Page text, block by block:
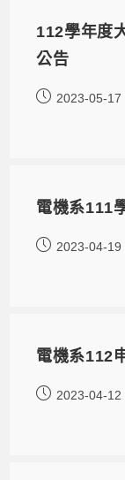
112學年度
公告
2023-05-17
電機系111
2023-04-19
電機系112
2023-04-12